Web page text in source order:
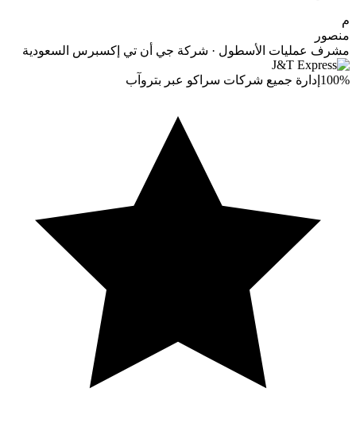
م
منصور
مشرف عمليات الأسطول · شركة جي أن تي إكسبرس السعودية
100% إدارة جميع شركات سراكو عبر بتروآب